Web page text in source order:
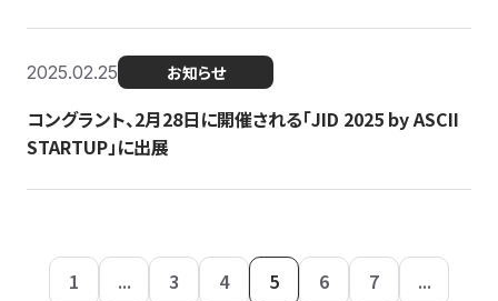
2025.02.25 お知らせ
コングラント、2月28日に開催される「JID 2025 by ASCII
STARTUP」に出展
1 ... 3 4 5 6 7
...